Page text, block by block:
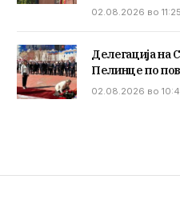
02.08.2026 во 11:25
Делегација на
Пелинце по
02.08.2026 во